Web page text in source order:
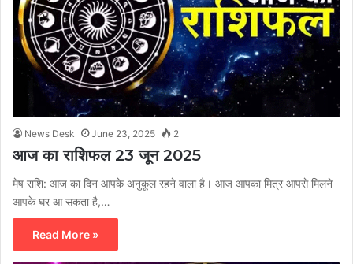
News Desk June 23, 2025 2
आज का राशिफल 23 जून 2025
मेष राशि: आज का दिन आपके अनुकूल रहने वाला है। आज आपका मित्र आपसे मिलने
आपके घर आ सकता है,…
Read More »